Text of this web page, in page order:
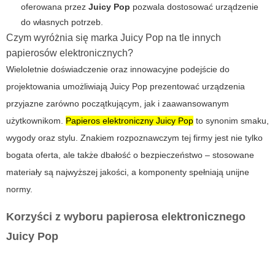
oferowana przez Juicy Pop pozwala dostosować urządzenie
do własnych potrzeb.
Czym wyróżnia się marka Juicy Pop na tle innych
papierosów elektronicznych?
Wieloletnie doświadczenie oraz innowacyjne podejście do
projektowania umożliwiają Juicy Pop prezentować urządzenia
przyjazne zarówno początkującym, jak i zaawansowanym
użytkownikom. Papieros elektroniczny Juicy Pop to synonim smaku,
wygody oraz stylu. Znakiem rozpoznawczym tej firmy jest nie tylko
bogata oferta, ale także dbałość o bezpieczeństwo – stosowane
materiały są najwyższej jakości, a komponenty spełniają unijne
normy.
Korzyści z wyboru papierosa elektronicznego
Juicy Pop